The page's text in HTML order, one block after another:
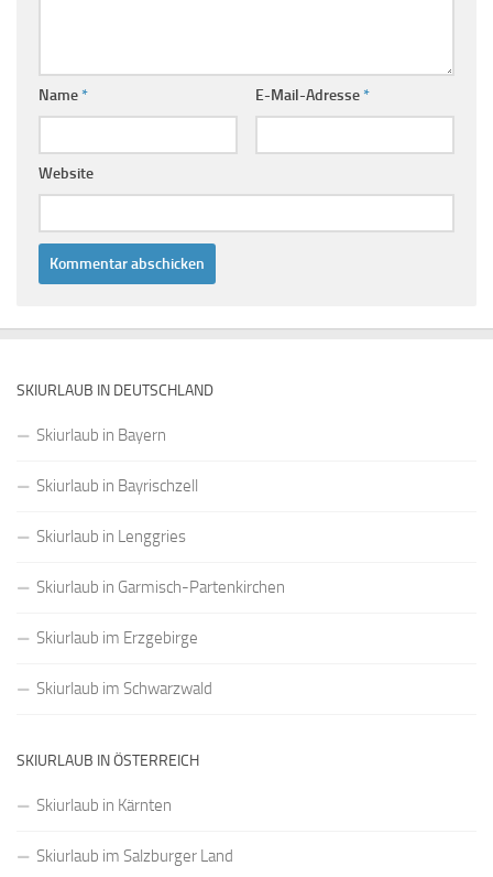
Name* E-Mail-Adresse*
Website
SKIURLAUB IN DEUTSCHLAND
Skiurlaub in Bayern
Skiurlaub in Bayrischzell
Skiurlaub in Lenggries
Skiurlaub in Garmisch-Partenkirchen
Skiurlaub im Erzgebirge
Skiurlaub im Schwarzwald
SKIURLAUB IN ÖSTERREICH
Skiurlaub in Kärnten
Skiurlaub im Salzburger Land